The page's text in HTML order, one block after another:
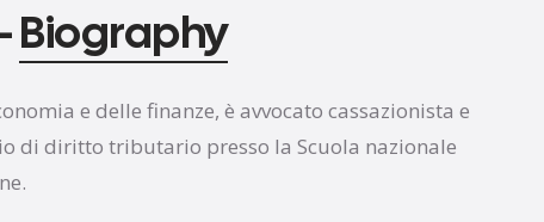
Biography
e delle finanze, è avvocato cassazionista e
di diritto tributario presso la Scuola nazionale